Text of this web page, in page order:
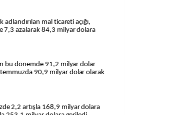
adlandırılan mal ticareti açığı,
7,3 azalarak 84,3 milyar dolara
bu dönemde 91,2 milyar dolar
temmuzda 90,9 milyar dolar olarak
2,2 artışla 168,9 milyar dolara